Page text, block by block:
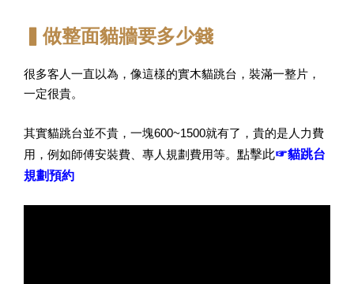
▍做整面貓牆要多少錢
很多客人一直以為，像這樣的實木貓跳台，裝滿一整片，
一定很貴。
其實貓跳台並不貴，一塊600~1500就有了，貴的是人力費
用，例如師傅安裝費、專人規劃費用等。 點擊此☞貓跳台
規劃預約